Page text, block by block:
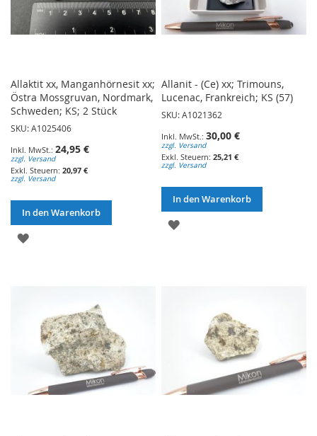
Allaktit xx, Manganhörnesit xx;
Östra Mossgruvan, Nordmark,
Schweden; KS; 2 Stück
SKU: A1025406
24,95 €
zzgl. Versand
20,97 €
zzgl. Versand
In den Warenkorb
ZUR
Allanit - (Ce) xx; Trimouns,
Lucenac, Frankreich; KS (57)
SKU: A1021362
30,00 €
zzgl. Versand
25,21 €
zzgl. Versand
In den Warenkorb
ZUR